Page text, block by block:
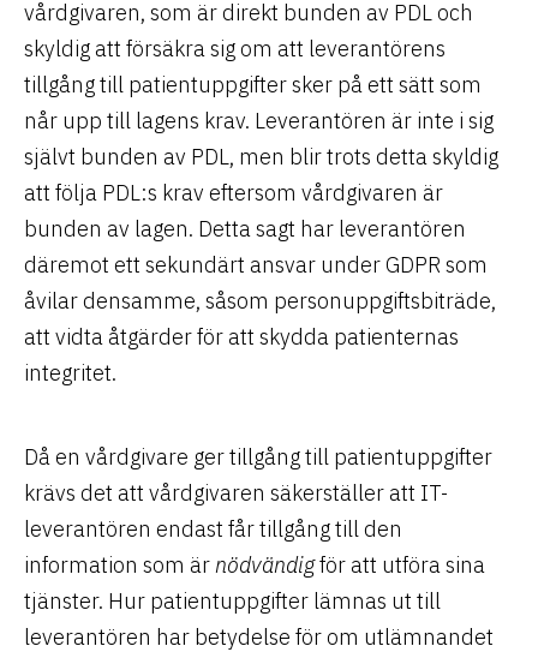
vårdgivaren, som är direkt bunden av PDL och
skyldig att försäkra sig om att leverantörens
tillgång till patientuppgifter sker på ett sätt som
når upp till lagens krav. Leverantören är inte i sig
självt bunden av PDL, men blir trots detta skyldig
att följa PDL:s krav eftersom vårdgivaren är
bunden av lagen. Detta sagt har leverantören
däremot ett sekundärt ansvar under GDPR som
åvilar densamme, såsom personuppgiftsbiträde,
att vidta åtgärder för att skydda patienternas
integritet.
Då en vårdgivare ger tillgång till patientuppgifter
krävs det att vårdgivaren säkerställer att IT-
leverantören endast får tillgång till den
information som ärnödvändigför att utföra sina
tjänster. Hur patientuppgifter lämnas ut till
leverantören har betydelse för om utlämnandet